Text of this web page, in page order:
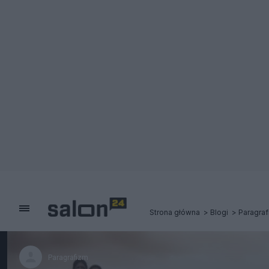
Strona główna Blogi
Paragrafizm